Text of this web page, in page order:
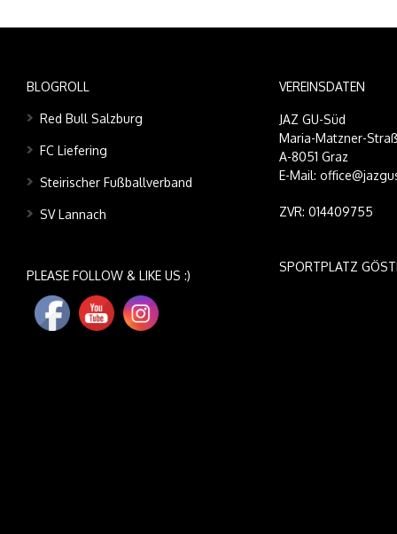
BLOGROLL
Red Bull Salzburg
FC Liefering
Steirischer Fußballverband
SV Lannach
PLEASE FOLLOW & LIKE US :)
VEREINSDATEN
JAZ GU-Süd
Maria-Matzner-
A-8051 Graz
E-Mail:
ZVR: 014409755
SPORTPLATZ